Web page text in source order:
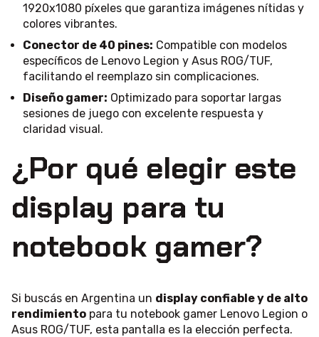
1920x1080 píxeles que garantiza imágenes nítidas y
colores vibrantes.
Conector de 40 pines: Compatible con modelos
específicos de Lenovo Legion y Asus ROG/TUF,
facilitando el reemplazo sin complicaciones.
Diseño gamer: Optimizado para soportar largas
sesiones de juego con excelente respuesta y
claridad visual.
¿Por qué elegir este
display para tu
notebook gamer?
Si buscás en Argentina un display confiable y de alto
rendimiento para tu notebook gamer Lenovo Legion o
Asus ROG/TUF, esta pantalla es la elección perfecta.